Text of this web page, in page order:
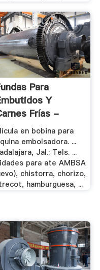
Para
Y
Frías -
en bobina para
embolsadora. ...
Jal.: Tels. ...
para ate AMBSA
chistorra, chorizo,
hamburguesa, ...